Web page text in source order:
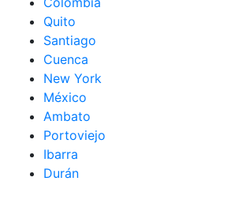
Quito
Santiago
Cuenca
New York
México
Ambato
Portoviejo
Ibarra
Durán